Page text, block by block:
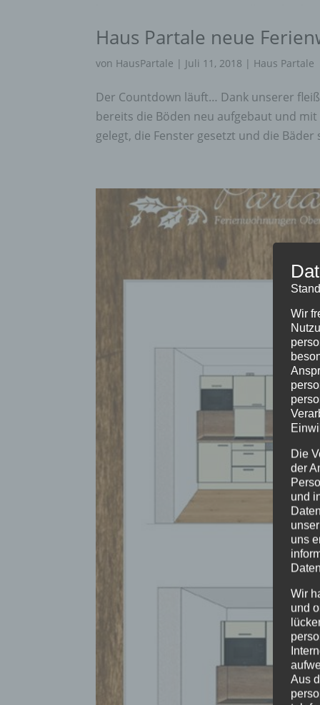
Haus Partale neue
von HausPartale | Juli 11, 2018 | Haus Partale
Der Countdown läuft… Dank unserer
bereits die Böden neu aufgebaut und
gelegt, die Fenster gesetzt und die
Wir
Die
der
und
uns
Wir
und
Aus